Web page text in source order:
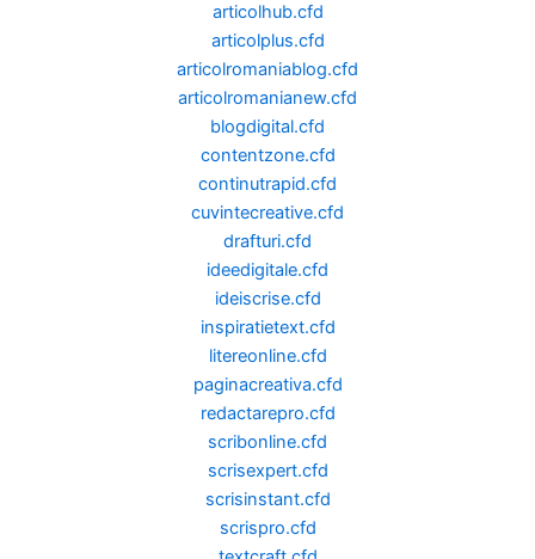
articolhub.cfd
articolplus.cfd
articolromaniablog.cfd
articolromanianew.cfd
blogdigital.cfd
contentzone.cfd
continutrapid.cfd
cuvintecreative.cfd
drafturi.cfd
ideedigitale.cfd
ideiscrise.cfd
inspiratietext.cfd
litereonline.cfd
paginacreativa.cfd
redactarepro.cfd
scribonline.cfd
scrisexpert.cfd
scrisinstant.cfd
scrispro.cfd